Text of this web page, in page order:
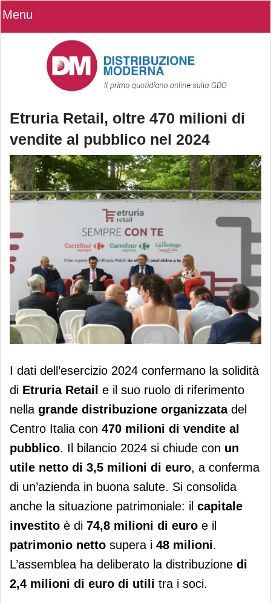
Menu
Etruria Retail, oltre 470 milioni di
vendite al pubblico nel 2024
Etruria Retail, oltre 470 milioni di
I dati dell’esercizio 2024 confermano la solidità
di Etruria Retail e il suo ruolo di riferimento
nella grande distribuzione organizzatadel
Centro Italia con 470 milioni di vendite al
pubblico. Il bilancio 2024 si chiude con un
utile netto di 3,5 milioni di euro, a conferma
di un’azienda in buona salute. Si consolida
anche la situazione patrimoniale: il capitale
investito è di 74,8 milioni di euro e il
patrimonio netto supera i 48 milioni.
L’assemblea ha deliberato la distribuzione di
2,4 milioni di euro di utili tra i soci.